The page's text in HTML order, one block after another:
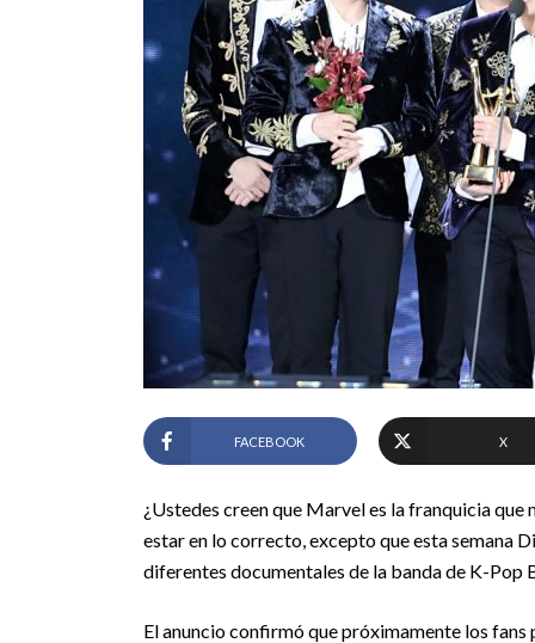
FACEBOOK X
¿Ustedes creen que Marvel es la franquicia que
estar en lo correcto, excepto que esta semana
diferentes documentales de la banda de K-Pop
El anuncio confirmó que próximamente los